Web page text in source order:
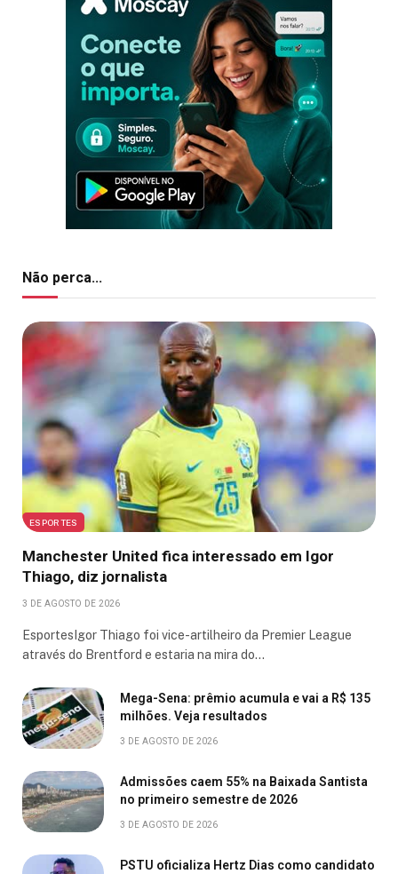
Não perca...
ESPORTES
Manchester United fica interessado em Igor
Thiago, diz jornalista
3 DE AGOSTO DE 2026
EsportesIgor Thiago foi vice-artilheiro da Premier League
através do Brentford e estaria na mira do…
Mega-Sena: prêmio acumula e vai a R$ 135
milhões. Veja resultados
3 DE AGOSTO DE 2026
Admissões caem 55% na Baixada Santista
no primeiro semestre de 2026
3 DE AGOSTO DE 2026
PSTU oficializa Hertz Dias como candidato